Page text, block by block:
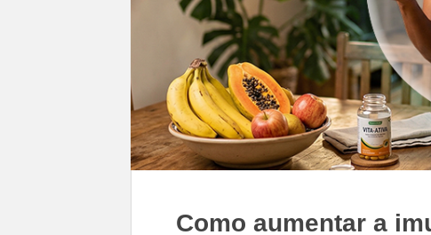
Como aumentar a